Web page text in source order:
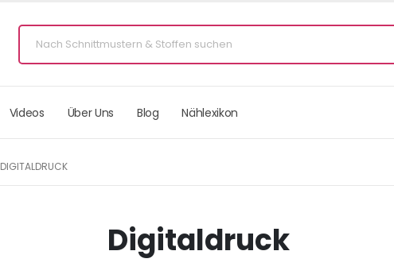
Videos Über Uns Blog Nählexikon
DIGITALDRUCK
Digitaldruck